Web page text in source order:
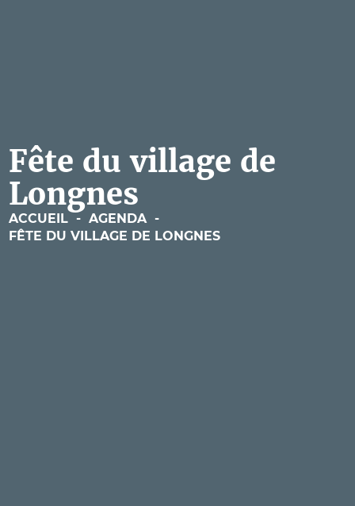
Fête du village de
Longnes
ACCUEIL - AGENDA -
FÊTE DU VILLAGE DE LONGNES